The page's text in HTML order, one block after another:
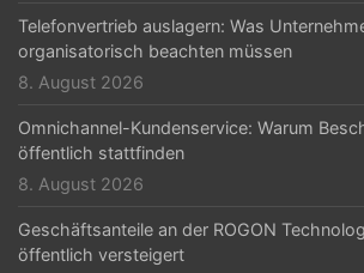
Telefonvertrieb auslagern: Was
organisatorisch beachten müssen
8. August 2026
Omnichannel-Kundenservice: Warum
öffentlich stattfinden
8. August 2026
Geschäftsanteile an der ROGON
öffentlich versteigert